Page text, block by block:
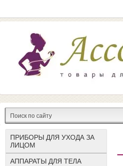
ПРИБОРЫ ДЛЯ УХОДА ЗА
ЛИЦОМ
АППАРАТЫ ДЛЯ ТЕЛА